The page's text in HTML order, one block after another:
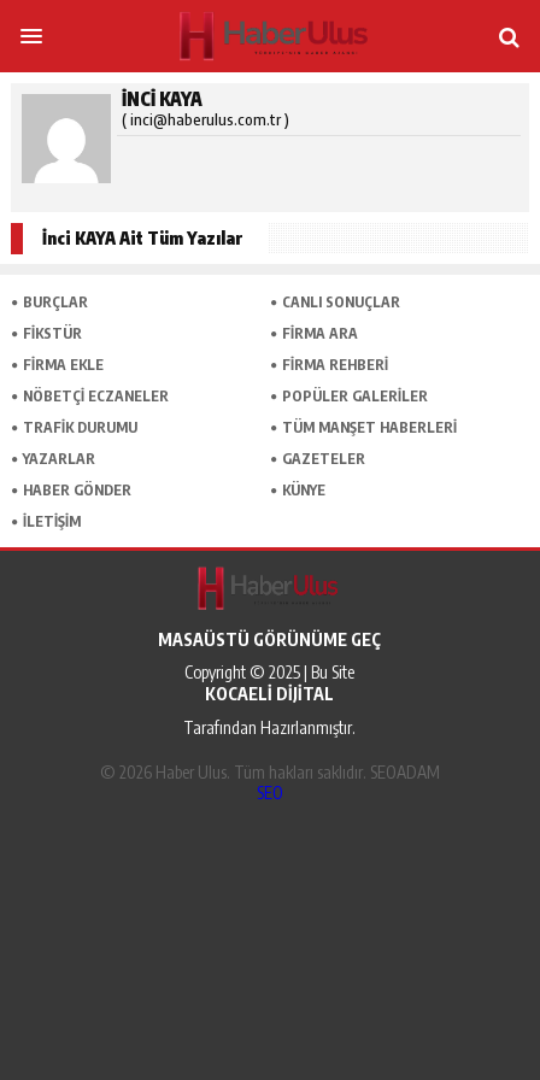
İNCI KAYA
( inci@haberulus.com.tr )
İnci KAYA Ait Tüm Yazılar
BURÇLAR
CANLI SONUÇLAR
FİKSTÜR
FİRMA ARA
FİRMA EKLE
FİRMA REHBERİ
NÖBETÇİ ECZANELER
POPÜLER GALERİLER
TRAFİK DURUMU
TÜM MANŞET HABERLERİ
YAZARLAR
GAZETELER
HABER GÖNDER
KÜNYE
İLETİŞİM
MASAÜSTÜ GÖRÜNÜME GEÇ
Copyright © 2025 | Bu Site
KOCAELI DIJITAL
Tarafından Hazırlanmıştır.
© 2026 Haber Ulus. Tüm hakları saklıdır. SEOADAM
SEO